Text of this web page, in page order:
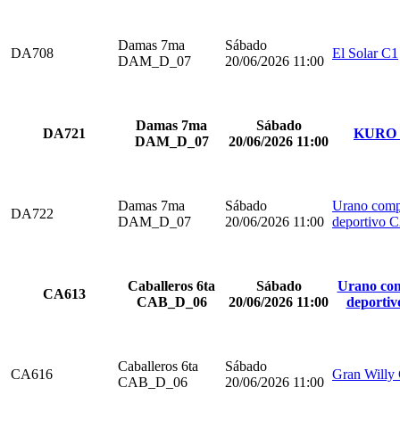
DA708
Damas 7ma
DAM_D_07
Sábado
20/06/2026 11:00
El Solar C1
DA721
Damas 7ma
DAM_D_07
Sábado
20/06/2026 11:00
KURO
DA722
Damas 7ma
DAM_D_07
Sábado
20/06/2026 11:00
Urano
deportivo
CA613
Caballeros 6ta
CAB_D_06
Sábado
20/06/2026 11:00
Urano
CA616
Caballeros 6ta
CAB_D_06
Sábado
20/06/2026 11:00
Gran Willy